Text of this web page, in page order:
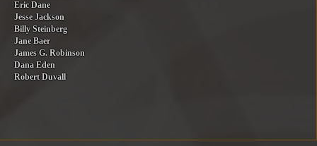
Eric Dane
Jesse Jackson
Billy Steinberg
Jane Baer
James G. Robinson
Dana Eden
Robert Duvall